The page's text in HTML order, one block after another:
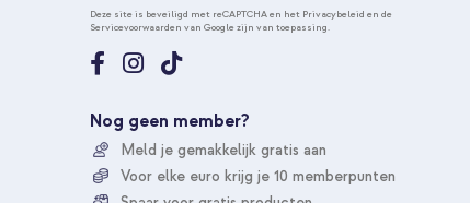
n
n
e
e
u
p
o
n
Deze site is beveiligd met reCAPTCHA en het Privacybeleid en de
Servicevoorwaarden van Google zijn van toepassing.
Nog geen member?
Meld je gemakkelijk gratis aan
Voor elke euro krijg je 10 memberpunten